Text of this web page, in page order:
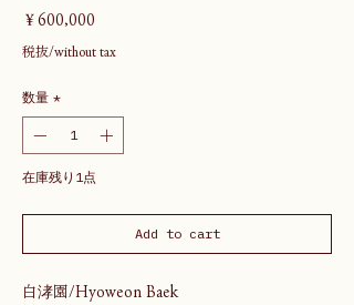
￥600,000
税抜/without tax
数量 *
在庫残り1点
Add to cart
白涍園/Hyoweon Baek